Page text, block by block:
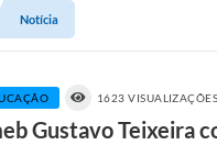
Notícia
1623 VISUALIZAÇÕES
Gustavo Teixeira